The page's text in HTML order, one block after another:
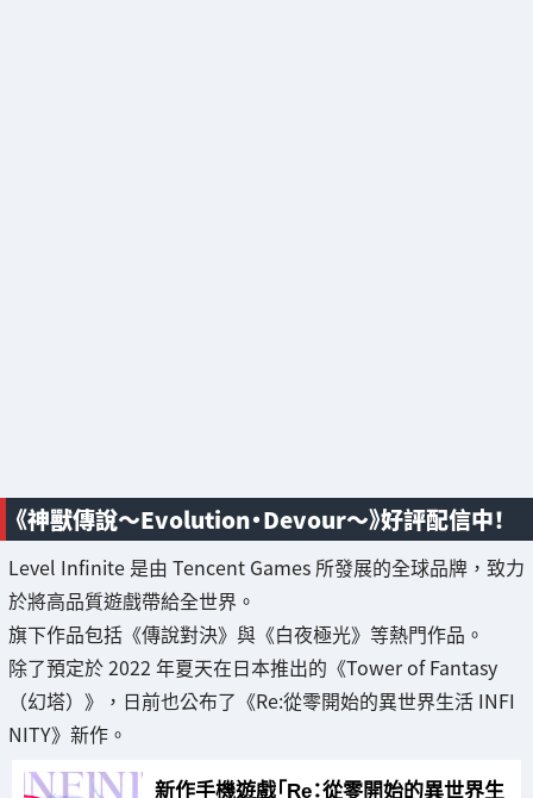
《神獸傳說～Evolution・Devour～》好評配信中！
Level Infinite 是由 Tencent Games 所發展的全球品牌，致力
於將高品質遊戲帶給全世界。
旗下作品包括《傳說對決》與《白夜極光》等熱門作品。
除了預定於 2022 年夏天在日本推出的《Tower of Fantasy
（幻塔）》，日前也公布了《Re:從零開始的異世界生活 INFI
NITY》新作。